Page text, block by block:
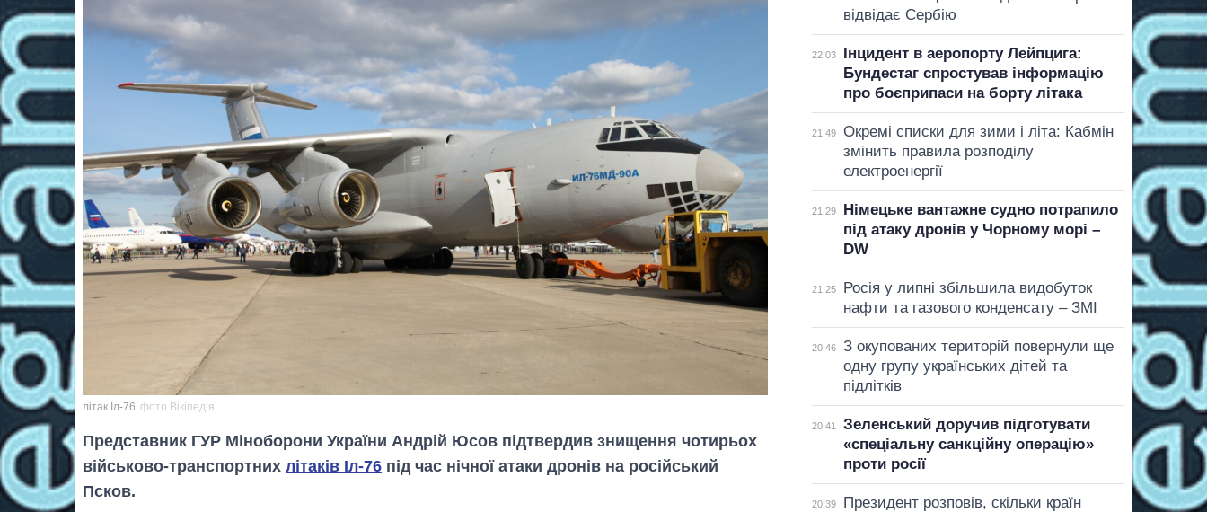
літак Іл-76 фото Вікіпедія
Представник ГУР Міноборони України Андрій Юсов підтвердив знищення чотирьох
військово-транспортних літаків Іл-76 під час нічної атаки дронів на російський
Псков.
відвідає Сербію
22:03
Інцидент в аеропорту Лейпцига:
Бундестаг спростував інформацію
про боєприпаси на борту літака
21:49
Окремі списки для зими і літа: Кабмін
змінить правила розподілу
електроенергії
21:29
Німецьке вантажне судно потрапило
під атаку дронів у Чорному морі –
DW
21:25
Росія у липні збільшила видобуток
нафти та газового конденсату – ЗМІ
20:46
З окупованих територій повернули ще
одну групу українських дітей та
підлітків
20:41
Зеленський доручив підготувати
«спеціальну санкційну операцію»
проти росії
20:39
Президент розповів, скільки країн